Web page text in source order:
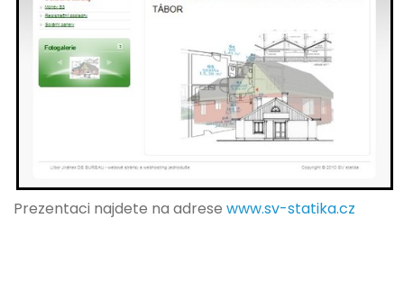
Prezentaci najdete na adrese www.sv-statika.cz